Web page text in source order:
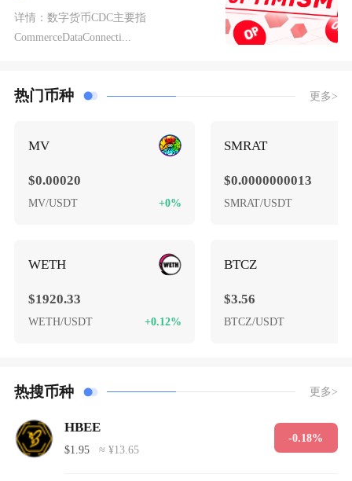
详情： 数字货币CDC主要指
CommerceDataConnecti...
热门币种 更多>
MV
$0.00020
MV/USDT +0%
WETH
$1920.33
WETH/USDT +0.12%
SMRAT
$0.0000000013
SMRAT/USDT
BTCZ
$3.56
BTCZ/USDT
热搜币种 更多>
HBEE
$1.95 ≈ ¥13.65
-0.18%